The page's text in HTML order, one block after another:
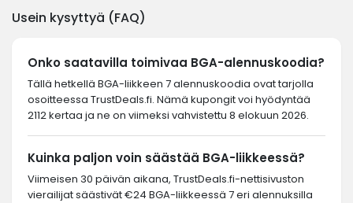
Usein kysyttyä (FAQ)
Onko saatavilla toimivaa BGA-alennuskoodia?
Tällä hetkellä BGA-liikkeen 7 alennuskoodia ovat tarjolla
osoitteessa TrustDeals.fi. Nämä kupongit voi hyödyntää
2112 kertaa ja ne on viimeksi vahvistettu 8 elokuun 2026.
Kuinka paljon voin säästää BGA-liikkeessä?
Viimeisen 30 päivän aikana, TrustDeals.fi-nettisivuston
vierailijat säästivät €24 BGA-liikkeessä 7 eri alennuksilla